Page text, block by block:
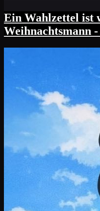
Ein Wahlzettel ist
Weihnachtsmann